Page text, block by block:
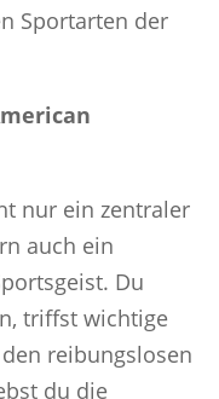
Sportarten der
nur ein zentraler
auch ein
Du
triffst wichtige
reibungslosen
du die